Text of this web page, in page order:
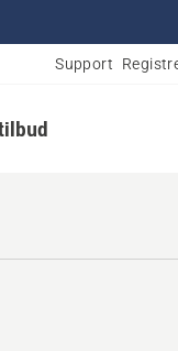
Support